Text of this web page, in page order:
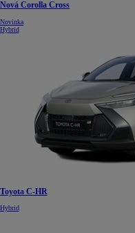
Nová Corolla Cross
Novinka
Hybrid
Toyota C-HR
Hybrid